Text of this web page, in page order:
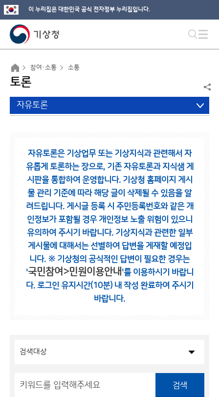
이 누리집은 대한민국 공식 전자정부 누리집입니다.
참여·소통 소통
토론
자유토론
자유토론은 기상업무 또는 기상지식과 관련해서 자
유롭게 토론하는 장으로, 기존 자유토론과 지식샘 게
시판을 통합하여 운영합니다. 기상청 홈페이지 게시
물 관리 기준에 따라 해당 글이 삭제될 수 있음을 알
려드립니다. 게시글 등록 시 주민등록번호와 같은 개
인정보가 포함될 경우 개인정보 노출 위험이 있으니
유의하여 주시기 바랍니다. 기상지식과 관련한 일부
게시물에 대해서는 선별하여 답변을 게재할 예정입
니다. ※ 기상청의 공식적인 답변이 필요한 경우는
'국민참여>민원이용안내 '를 이용하시기 바랍니
다. 로그인 유지시간(10분) 내 작성 완료하여 주시기
바랍니다.
검색